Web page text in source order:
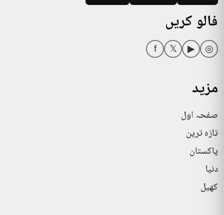
فالو کریں
◎
▶
𝕏
f
مزید
صفحہ اول
تازہ ترین
پاکستان
دنیا
کھیل